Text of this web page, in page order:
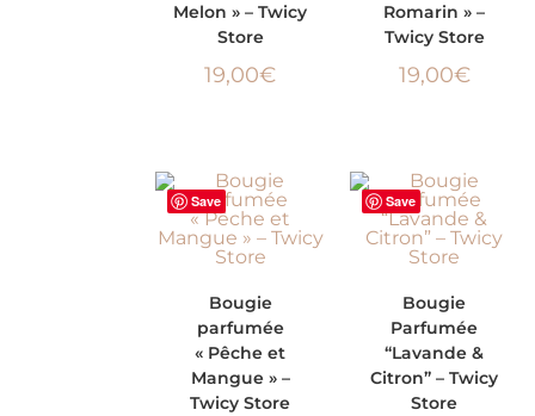
Melon » – Twicy
Store
19,00€
Romarin » –
Twicy Store
19,00€
Save
PANIER
Bougie
parfumée
« Pêche et
Mangue » –
Twicy Store
Save
PANIER
Bougie
Parfumée
“Lavande &
Citron” – Twicy
Store